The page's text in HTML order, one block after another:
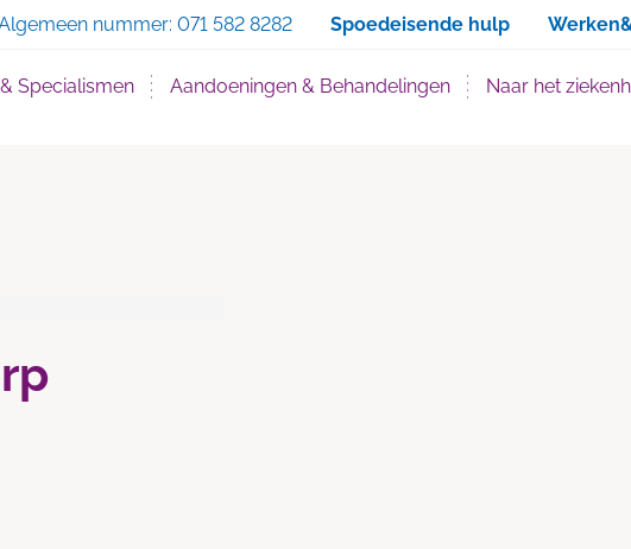
nummer: 071 582 8282 Spoedeisende hulp
Specialismen Aandoeningen & Behandelingen Naar het